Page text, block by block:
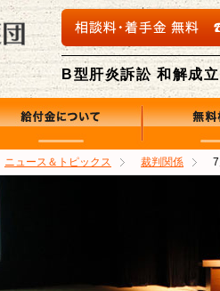
相談料・着手金 無料
B型肝炎訴訟 和解成
無料相談会
ニュース＆トピックス 裁判関係